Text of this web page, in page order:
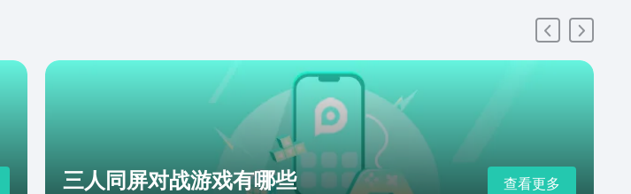
三人同屏对战游戏有哪些 查看更多